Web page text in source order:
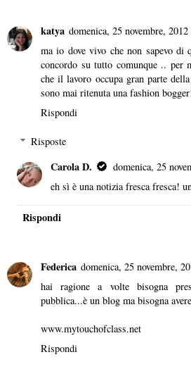
katya domenica, 25 novembre, 2012
ma io dove vivo che non sapevo di
concordo su tutto comunque .. per
che il lavoro occupa gran parte
sono mai ritenuta una fashion
Rispondi
Risposte
Carola D.
domenica, 25
eh sì è una notizia fresca fresca!
Rispondi
Federica domenica, 25 novembre,
hai ragione a volte bisogna
pubblica...è un blog ma bisogna
www.mytouchofclass.net
Rispondi